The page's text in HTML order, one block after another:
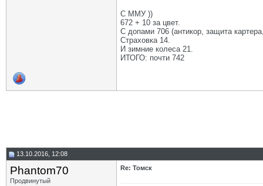
С ММУ ))
672 + 10 за цвет.
С допами 706 (антикор, защита
Страховка 14.
И зимние колеса 21.
ИТОГО: почти 742
13.10.2016, 12:08
Phantom70
Продвинутый
Re: Томск